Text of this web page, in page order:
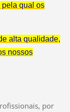
pela qual os
alta qualidade,
nossos
por